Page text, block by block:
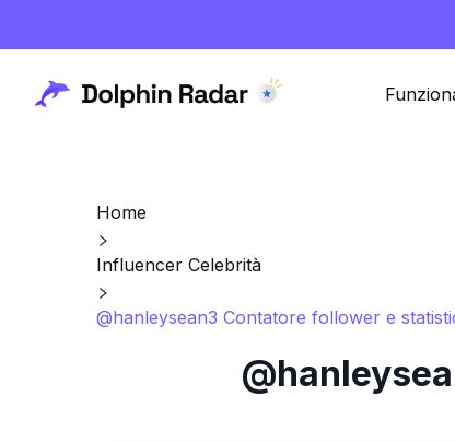
Home
Influencer Celebrità
@hanleysean3 Contatore follower e